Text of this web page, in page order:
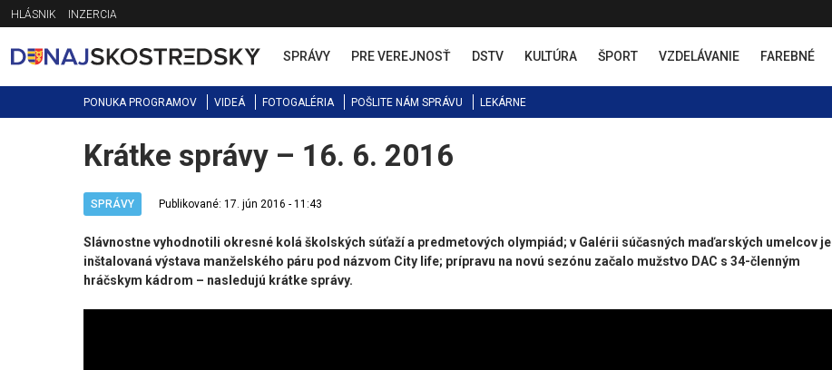
Jump
to
navigation
HLÁSNIK INZERCIA
SPRÁVY PRE VEREJNOSŤ DSTV KULTÚRA ŠPORT VZDELÁVANIE FAREBNÉ
PONUKA PROGRAMOV VIDEÁ FOTOGALÉRIA POŠLITE NÁM SPRÁVU LEKÁRNE
Back
to
Krátke správy – 16. 6. 2016
SPRÁVY Publikované: 17. jún 2016 - 11:43
Slávnostne vyhodnotili okresné kolá školských súťaží a predmetových olympiád; v Galérii súčasných maďarských umelcov je
inštalovaná výstava manželského páru pod názvom City life; prípravu na novú sezónu začalo mužstvo DAC s 34-členným
hráčskym kádrom – nasledujú krátke správy. ​